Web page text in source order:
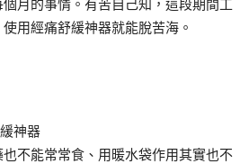
月的事情。有苦自己知，這段期間工
用經痛舒緩神器就能脫苦海。
神器
不能常常食、用暖水袋作用其實也不